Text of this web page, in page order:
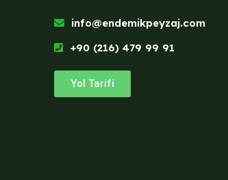
info@endemikpeyzaj.com
+90 (216) 479 99 91
Yol Tarifi